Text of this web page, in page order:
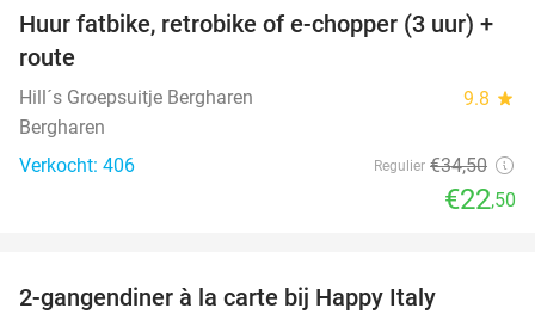
35%
Huur fatbike, retrobike of e-chopper (3 uur) +
route
Hill´s Groepsuitje Bergharen 9.8 star
Bergharen
Verkocht: 406
Regulier €34,50
€22,50
2-gangendiner à la carte bij Happy Italy